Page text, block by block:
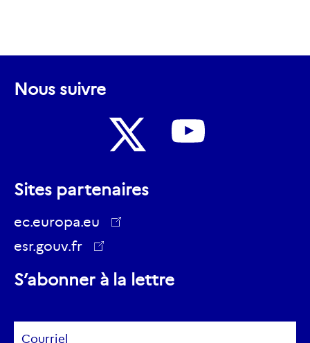
Nous suivre
suivre
sur
Sites partenaires
ec.europa.eu
esr.gouv.fr
ec.europa.eu
S’abonner à la lettre